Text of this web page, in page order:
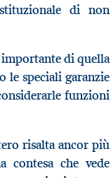
di non
importante di quella
le speciali garanzie
funzioni
risalta ancor più
contesa che vede